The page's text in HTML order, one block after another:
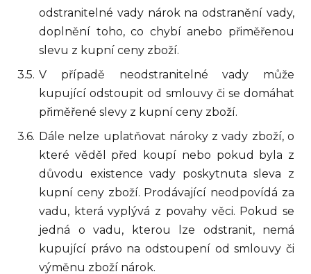
odstranitelné vady nárok na odstranění vady,
doplnění toho, co chybí anebo přiměřenou
slevu z kupní ceny zboží.
V případě neodstranitelné vady může
kupující odstoupit od smlouvy či se domáhat
přiměřené slevy z kupní ceny zboží.
Dále nelze uplatňovat nároky z vady zboží, o
které věděl před koupí nebo pokud byla z
důvodu existence vady poskytnuta sleva z
kupní ceny zboží. Prodávající neodpovídá za
vadu, která vyplývá z povahy věci. Pokud se
jedná o vadu, kterou lze odstranit, nemá
kupující právo na odstoupení od smlouvy či
výměnu zboží nárok.